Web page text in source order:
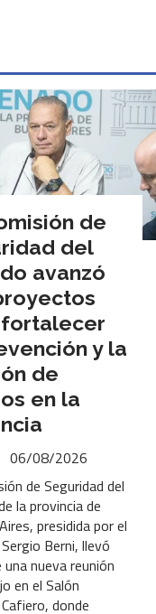
de
del
avanzó
y la
de
en la
06/08/2026
de Seguridad del
la provincia de
presidida por el
Berni, llevó
nueva reunión
en el Salón
donde